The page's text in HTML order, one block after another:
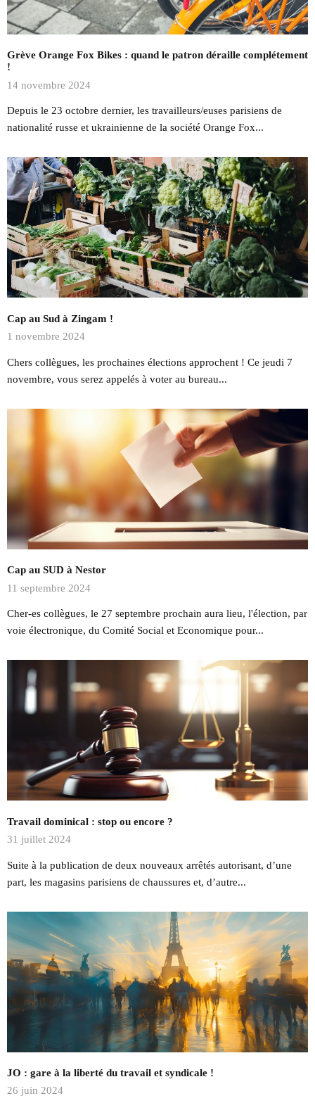
Grève Orange Fox Bikes : quand le patron déraille complétement
!
14 novembre 2024
Depuis le 23 octobre dernier, les travailleurs/euses parisiens de
nationalité russe et ukrainienne de la société Orange Fox...
Cap au Sud à Zingam !
1 novembre 2024
Chers collègues, les prochaines élections approchent ! Ce jeudi 7
novembre, vous serez appelés à voter au bureau...
Cap au SUD à Nestor
11 septembre 2024
Cher-es collègues, le 27 septembre prochain aura lieu, l'élection, par
voie électronique, du Comité Social et Economique pour...
Travail dominical : stop ou encore ?
31 juillet 2024
Suite à la publication de deux nouveaux arrêtés autorisant, d’une
part, les magasins parisiens de chaussures et, d’autre...
JO : gare à la liberté du travail et syndicale !
26 juin 2024